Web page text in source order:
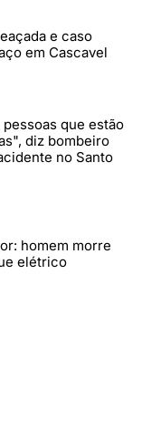
e caso
em Cascavel
que estão
diz bombeiro
no Santo
homem morre
elétrico